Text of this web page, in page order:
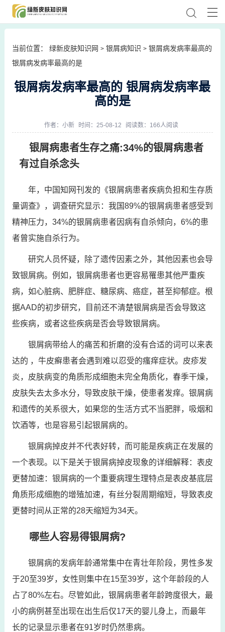
当前位置： 绿新皮肤知识网 > 银屑病知识 > 银屑病发病率最高的
银屑病发病率最高的是
银屑病发病率最高的 银屑病发病率最
高的是
作者： 小新 时间：25-08-12 阅读数：166人阅读
银屑病患者生存之痛:34%的银屑病患者
有过自杀念头
年，中国知网刊发的《银屑病患者疾病负担和生存质
量调查》，调查研究显示：我国89%的银屑病患者感受到
精神压力，34%的银屑病患者因病有自杀倾向，6%的患
者曾实施自杀行为。
研究人员怀疑，除了遗传因素之外，其他因素也会导
致银屑病。例如，银屑病患者也更容易罹患其他严重疾
病，如心脏病、肥胖症、糖尿病、癌症，甚至抑郁症。根
据AAD的初步研究，目前还不清楚银屑病是否会导致这
些疾病，或者这些疾病是否会导致银屑病。
银屑病带给人的痛苦和折磨的没有合适的词可以来表
达的 ，牛皮癣患者会遇到难以忍受的瘙痒症状。皮疹发
炎，皮肤病变的角质形成细胞未完全角质化，春季干燥，
皮肤失去太多水分，导致皮肤干燥，使患者发痒。银屑病
和遗传的关系很大，如果您的生活方式不当肥胖，吸烟和
饮酒等，也是容易引起银屑病的。
银屑病掉皮并不代表好转，而可能是疾病正在发展的
一个表现。以下是关于银屑病掉皮现象的详细解释：表皮
更替加速：银屑病的一个重要病理生理特点是表皮基底层
角质形成细胞的增殖加速，有丝分裂周期缩短，导致表皮
更替时间从正常的28天缩短为34天。
哪些人容易得银屑病?
银屑病的发病年龄通常集中在青壮年阶段，男性多发
于20至39岁，女性则集中在15至39岁，这个年龄段的人
占了80%左右。尽管如此，银屑病患者年龄跨度很大，最
小的病例甚至出现在出生后仅17天的婴儿身上，而最年
长的记录显示患者在91岁时仍然患病。